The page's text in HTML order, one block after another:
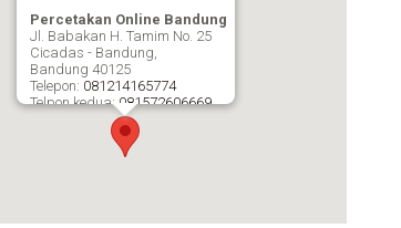
Percetakan Online Bandung
Jl. Babakan H. Tamim No. 25
Cicadas - Bandung,
Bandung 40125
Telepon: 081214165774
Telpon kedua: 081572606669
Percetakan Online Bandung